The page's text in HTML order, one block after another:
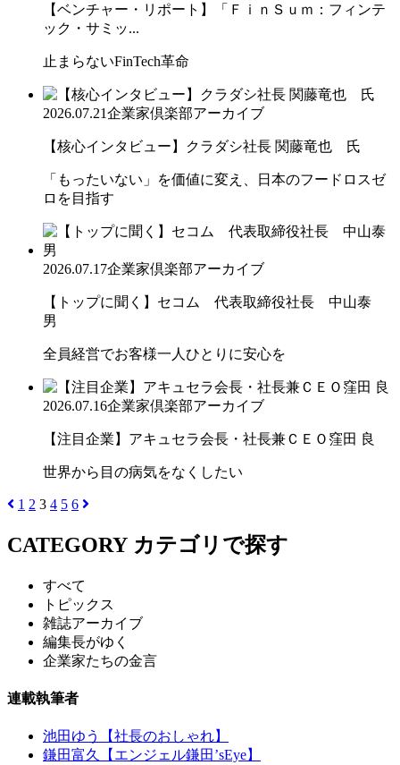
【ベンチャー・リポート】「ＦｉｎＳｕｍ：フィンテ
ック・サミッ...
止まらないFinTech革命
2026.07.21企業家倶楽部アーカイブ
【核心インタビュー】クラダシ社長 関藤竜也 氏
「もったいない」を価値に変え、日本のフードロスゼ
ロを目指す
2026.07.17企業家倶楽部アーカイブ
【トップに聞く】セコム 代表取締役社長 中山泰
男
全員経営でお客様一人ひとりに安心を
2026.07.16企業家倶楽部アーカイブ
【注目企業】アキュセラ会長・社長兼ＣＥＯ窪田 良
世界から目の病気をなくしたい
1 2 3 4 5 6
CATEGORY カテゴリで探す
すべて
トピックス
雑誌アーカイブ
編集長がゆく
企業家たちの金言
連載執筆者
池田ゆう【社長のおしゃれ】
鎌田富久【エンジェル鎌田’sEye】